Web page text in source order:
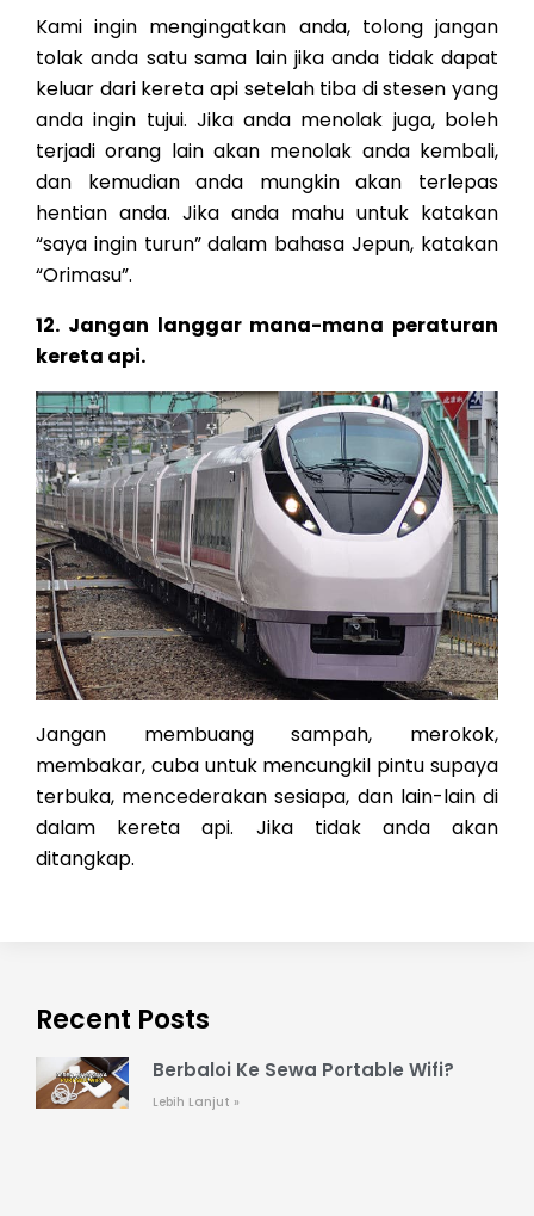
Kami ingin mengingatkan anda, tolong jangan
tolak anda satu sama lain jika anda tidak dapat
keluar dari kereta api setelah tiba di stesen yang
anda ingin tujui. Jika anda menolak juga, boleh
terjadi orang lain akan menolak anda kembali,
dan kemudian anda mungkin akan terlepas
hentian anda. Jika anda mahu untuk katakan
“saya ingin turun” dalam bahasa Jepun, katakan
“Orimasu”.
12. Jangan langgar mana-mana peraturan
kereta api.
Jangan membuang sampah, merokok,
membakar, cuba untuk mencungkil pintu supaya
terbuka, mencederakan sesiapa, dan lain-lain di
dalam kereta api. Jika tidak anda akan
ditangkap.
Recent Posts
Berbaloi Ke Sewa Portable Wifi?
Lebih Lanjut »